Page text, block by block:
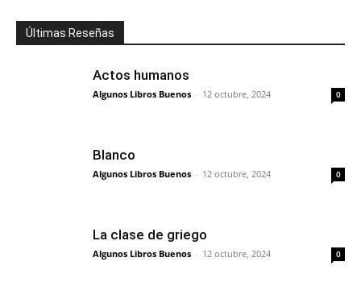
Últimas Reseñas
Actos humanos
Algunos Libros Buenos - 12 octubre, 2024 0
Blanco
Algunos Libros Buenos - 12 octubre, 2024 0
La clase de griego
Algunos Libros Buenos - 12 octubre, 2024 0